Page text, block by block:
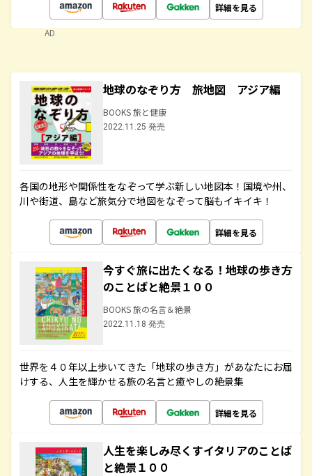
詳細を見る
AD
地球のなぞり方 旅地図 アジア編
BOOKS 旅と健康
2022.11.25 発売
各国の地形や関係性をなぞって学ぶ新しい地図本！国境や州、
川や街道、島など旅気分で地図をなぞって脳もイキイキ！
詳細を見る
今すぐ旅に出たくなる！地球の歩き方
のことばと絶景１００
BOOKS 旅の名言＆絶景
2022.11.18 発売
世界を４０年以上歩いてきた「地球の歩き方」があなたにお届
けする、人生を輝かせる旅の名言と癒やしの絶景集
詳細を見る
人生を楽しみ尽くすイタリアのことば
と絶景１００